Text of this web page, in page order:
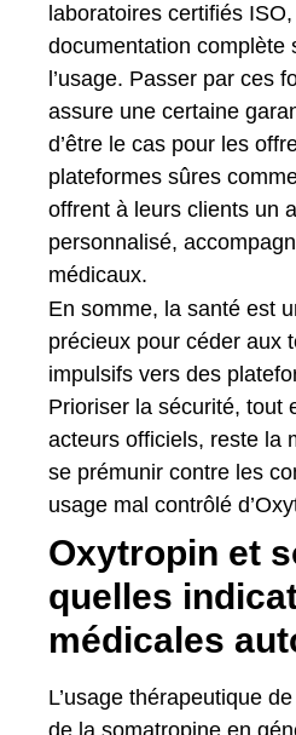
laboratoires certifiés
documentation complète
l’usage. Passer par ces
assure une certaine
d’être le cas pour les
plateformes sûres
offrent à leurs clients un
personnalisé,
médicaux.
En somme, la santé est
précieux pour céder aux
impulsifs vers des
Prioriser la sécurité, tout
acteurs officiels, reste la
se prémunir contre les
usage mal contrôlé
Oxytropin et
quelles
médicales
L’usage thérapeutique